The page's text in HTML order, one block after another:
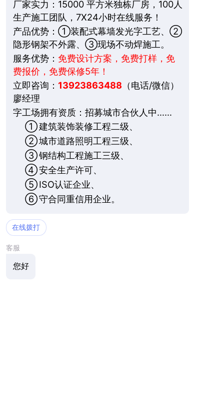
厂家实力：15000 平方米独栋厂房，100人
生产施工团队，7X24小时在线服务！
产品优势：①装配式幕墙发光字工艺、②
隐形钢架不外露、③现场不动焊施工。
服务优势： 免费设计方案，免费打样，免
费报价，免费保修5年！
立即咨询： 13923863488 （电话/微信）
廖经理
字工场拥有资质：招募城市合伙人中……
①建筑装饰装修工程二级、
②城市道路照明工程三级、
③钢结构工程施工三级、
④安全生产许可、
⑤ ISO认证企业、
⑥守合同重信用企业。
在线拨打
客服
您好